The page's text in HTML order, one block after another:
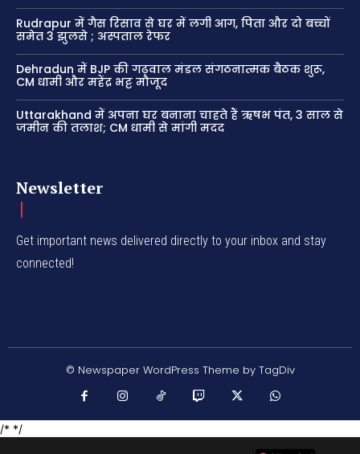
Rudrapur में गैस रिसाव से घर में लगी आग, पिता और दो बच्चों
समेत 3 झुलसे ; अस्पताल रेफर
Dehradun में BJP की गढ़वाल मंडल संगठनात्मक बैठक शुरू,
CM धामी और महेंद्र भट्ट मौजूद
Uttarakhand में अपना घर बनाना चाहते हैं ऋषभ पंत, 3 साल से
जमीन की तलाश; CM धामी से मांगी मदद
Newsletter
Get important news delivered directly to your inbox and stay
connected!
© Newspaper WordPress Theme by TagDiv
/* */